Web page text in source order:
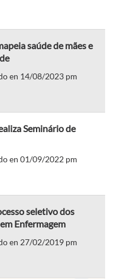
saúde de mães e
en 14/08/2023 pm
Seminário de
en 01/09/2022 pm
seletivo dos
Enfermagem
en 27/02/2019 pm